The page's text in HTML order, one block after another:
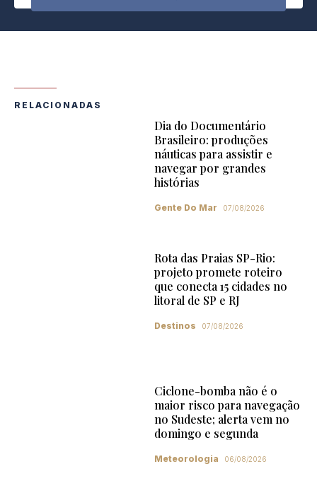
RELACIONADAS
Dia do Documentário
Brasileiro: produções
náuticas para assistir e
navegar por grandes
histórias
Gente Do Mar 07/08/2026
Rota das Praias SP-Rio:
projeto promete roteiro
que conecta 15 cidades no
litoral de SP e RJ
Destinos 07/08/2026
Ciclone-bomba não é o
maior risco para navegação
no Sudeste; alerta vem no
domingo e segunda
Meteorologia 06/08/2026